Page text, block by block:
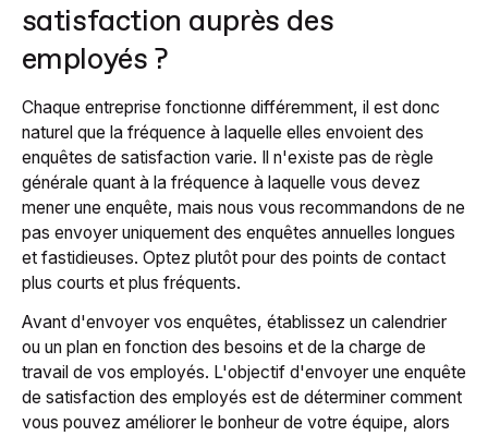
satisfaction auprès des
employés ?
Chaque entreprise fonctionne différemment, il est donc
naturel que la fréquence à laquelle elles envoient des
enquêtes de satisfaction varie. Il n'existe pas de règle
générale quant à la fréquence à laquelle vous devez
mener une enquête, mais nous vous recommandons de ne
pas envoyer uniquement des enquêtes annuelles longues
et fastidieuses. Optez plutôt pour des points de contact
plus courts et plus fréquents.
Avant d'envoyer vos enquêtes, établissez un calendrier
ou un plan en fonction des besoins et de la charge de
travail de vos employés. L'objectif d'envoyer une enquête
de satisfaction des employés est de déterminer comment
vous pouvez améliorer le bonheur de votre équipe, alors